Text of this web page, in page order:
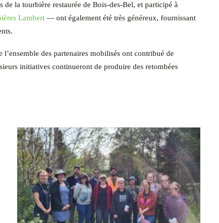
de la tourbière restaurée de Bois-des-Bel, et participé à
Lambert — ont également été très généreux, fournissant
des partenaires mobilisés ont contribué de
initiatives continueront de produire des retombées